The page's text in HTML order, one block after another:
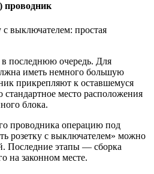
проводник
последнюю очередь. Для
иметь немного большую
прикрепляют к оставшемуся
стандартное место расположения
блока.
проводника операцию под
розетку с выключателем» можно
Последние этапы — сборка
на законном месте.